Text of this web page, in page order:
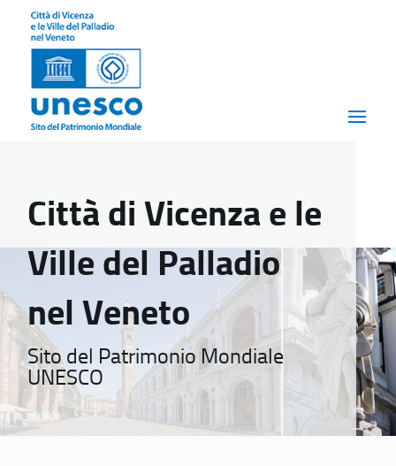
Città di Vicenza e le
Ville del Palladio
nel Veneto
Sito del Patrimonio Mondiale
UNESCO